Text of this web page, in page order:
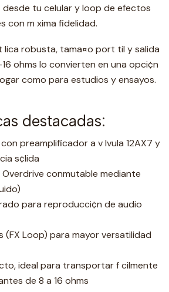
tu celular y loop de efectos
con m xima fidelidad.
lica robusta, tama¤o port til y salida
ohms lo convierten en una opci¢n
como para estudios y ensayos.
destacadas:
preamplificador a v lvula 12AX7 y
s¢lida
Overdrive conmutable mediante
para reproducci¢n de audio
(FX Loop) para mayor versatilidad
ideal para transportar f cilmente
de 8 a 16 ohms